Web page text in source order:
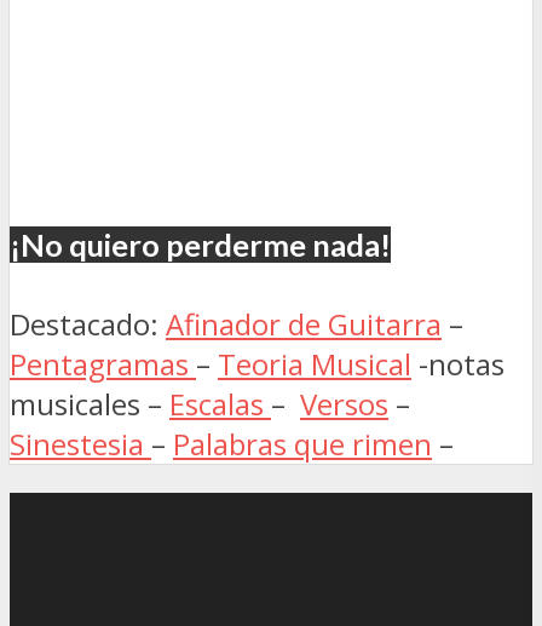
¡No quiero perderme nada!
Destacado: Afinador de Guitarra –
Pentagramas – Teoria Musical -notas
musicales – Escalas – Versos –
Sinestesia – Palabras que rimen –